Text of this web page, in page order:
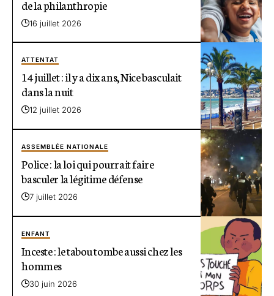
de la philanthropie
16 juillet 2026
ATTENTAT
14 juillet : il y a dix ans, Nice basculait
dans la nuit
12 juillet 2026
ASSEMBLÉE NATIONALE
Police : la loi qui pourrait faire
basculer la légitime défense
7 juillet 2026
ENFANT
Inceste : le tabou tombe aussi chez les
hommes
30 juin 2026